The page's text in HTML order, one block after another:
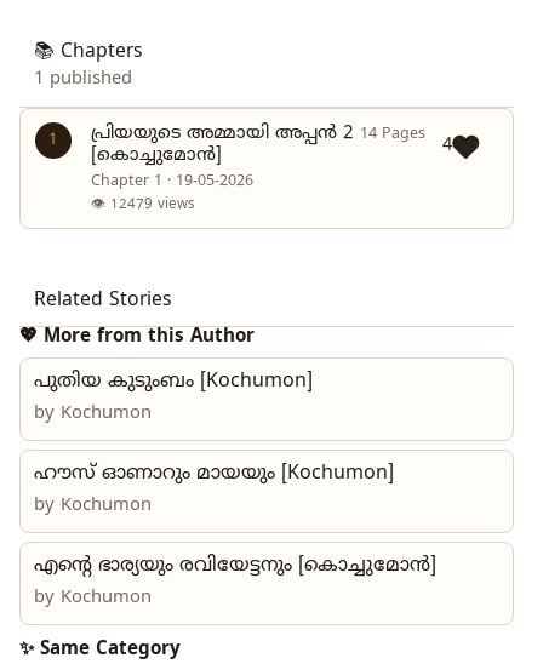
📚 Chapters
1 published
1
പ്രിയയുടെ അമ്മായി അപ്പൻ 2
[കൊച്ചുമോൻ]
14 Pages
Chapter 1 · 19-05-2026
👁 12479 views
4
Related Stories
💖 More from this Author
പുതിയ കുടുംബം [Kochumon]
by Kochumon
ഹൗസ് ഓണാറും മായയും [Kochumon]
by Kochumon
എന്റെ ഭാര്യയും രവിയേട്ടനും [കൊച്ചുമോൻ]
by Kochumon
✨ Same Category